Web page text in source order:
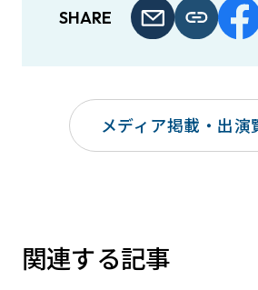
SHARE
メディア掲載・出演
関連する記事